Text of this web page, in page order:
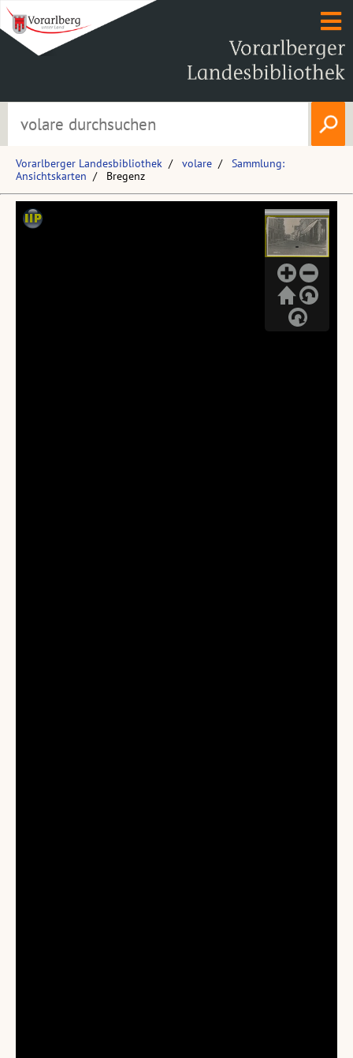
Vorarlberger Landesbibliothek volare
Sammlung:
Ansichtskarten
Bregenz